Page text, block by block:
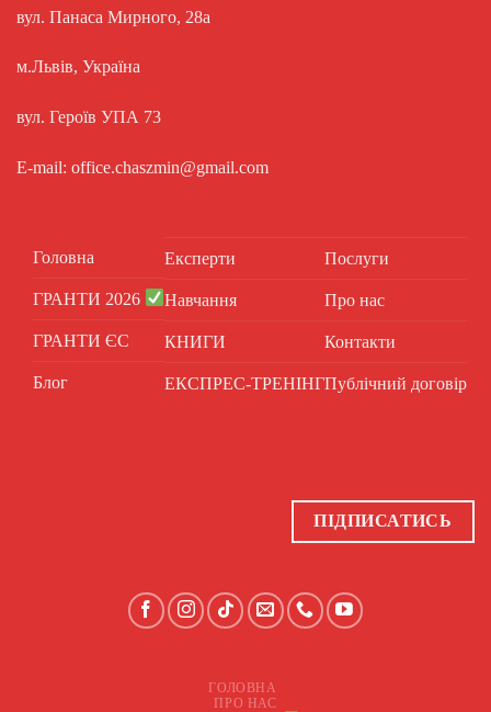
вул. Панаса Мирного, 28а
м.Львів, Україна
вул. Героїв УПА 73
E-mail: office.chaszmin@gmail.com
Головна
ГРАНТИ 2026
ГРАНТИ ЄС
Блог
Експерти
Навчання
КНИГИ
ЕКСПРЕС-ТРЕНІНГ
Послуги
Про нас
Контакти
Публічний договір
ПІДПИСАТИСЬ
ГОЛОВНА
ПРО НАС